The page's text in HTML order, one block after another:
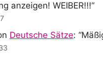
anzeigen! WEIBER!!!”
Deutsche Sätze: “